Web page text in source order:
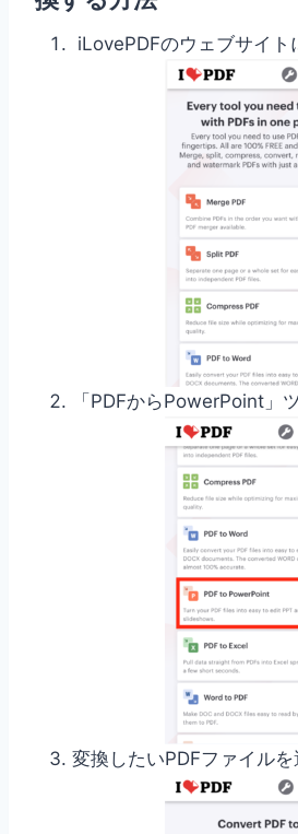
iLovePDFのウェブサイト
「PDFからPowerPoint」
変換したいPDFファイルを